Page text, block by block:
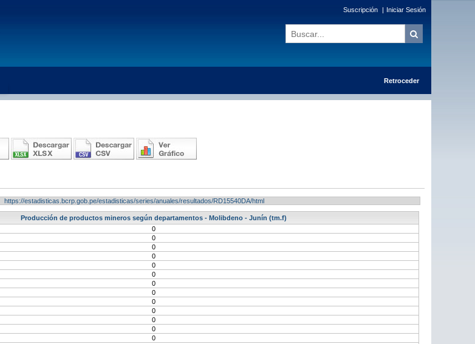
Suscripción | Iniciar Sesión
Retroceder
https://estadisticas.bcrp.gob.pe/estadisticas/series/anuales/resultados/RD15540DA/html
Producción de productos mineros según departamentos - Molibdeno - Junín (tm.f)
0
0
0
0
0
0
0
0
0
0
0
0
0